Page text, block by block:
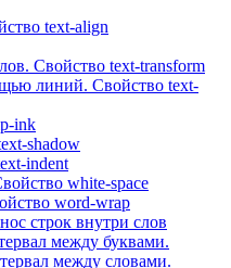
text-align
Свойство text-transform
линий. Свойство text-
ink
shadow
indent
white-space
word-wrap
строк внутри слов
между буквами.
между словами.